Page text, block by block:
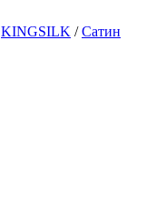
KINGSILK / Сатин